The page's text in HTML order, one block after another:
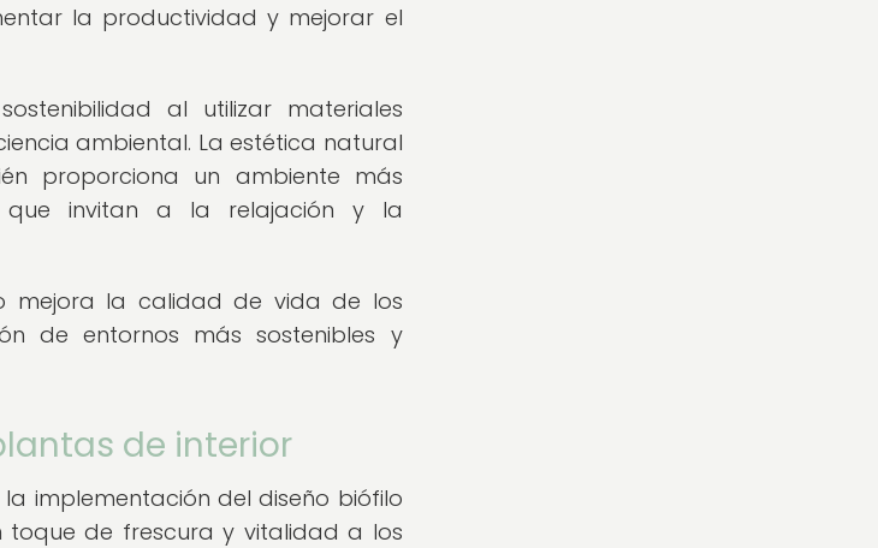
la productividad y mejorar el
al utilizar materiales
ambiental. La estética natural
proporciona un ambiente más
que invitan a la relajación y la
mejora la calidad de vida de los
de entornos más sostenibles y
de interior
implementación del diseño biófilo
toque de frescura y vitalidad a los